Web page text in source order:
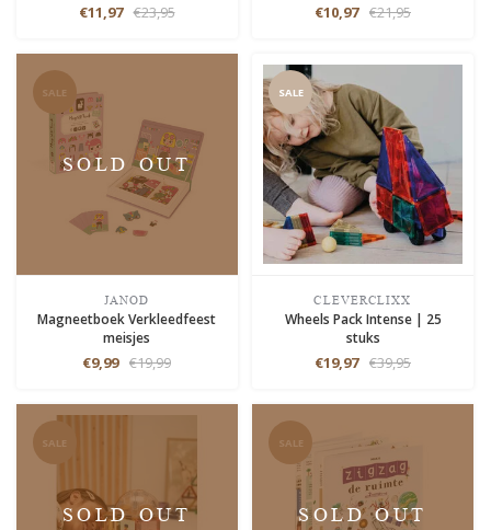
€11,97 €23,95 €10,97 €21,95
SALE
SOLD OUT
JANOD
Magneetboek Verkleedfeest
meisjes
€9,99 €19,99
SALE
CLEVERCLIXX
Wheels Pack Intense | 25
stuks
€19,97 €39,95
SALE
SOLD OUT
SALE
SOLD OUT